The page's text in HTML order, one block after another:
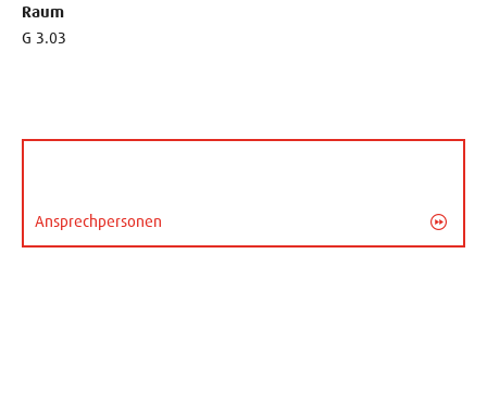
Raum
G 3.03
Ansprechpersonen